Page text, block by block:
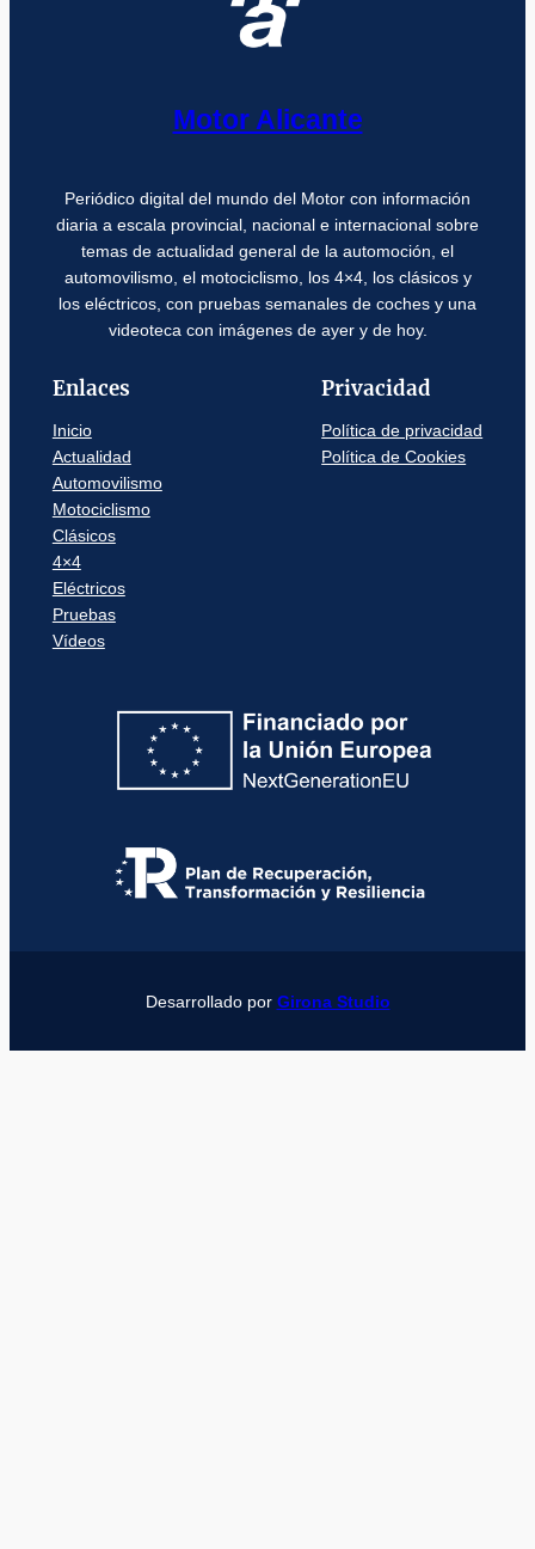
Motor Alicante
Periódico digital del mundo del Motor con información
diaria a escala provincial, nacional e internacional sobre
temas de actualidad general de la automoción, el
automovilismo, el motociclismo, los 4×4, los clásicos y
los eléctricos, con pruebas semanales de coches y una
videoteca con imágenes de ayer y de hoy.
Enlaces
Inicio
Actualidad
Automovilismo
Motociclismo
Clásicos
4×4
Eléctricos
Pruebas
Vídeos
Privacidad
Política de privacidad
Política de Cookies
Desarrollado por Girona Studio